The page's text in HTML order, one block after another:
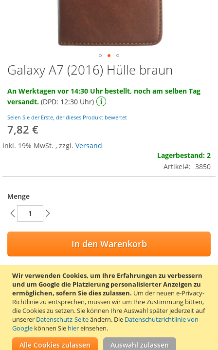
Wir verwenden Cookies, um Ihre Erfahrungen zu verbessern
und um Google die Platzierung personalisierter Anzeigen zu
ermöglichen, sofern Sie dies zulassen. Um der neuen e-Privacy-
Richtlinie zu entsprechen, müssen wir um Ihre Zustimmung bitten,
die Cookies zu setzen.Sie können Ihre Auswahl später jederzeit auf
unserer Datenschutz-Seiteändern. Die Datenschutzrichtlinie von
Google können Sie hiereinsehen.
Alle Cookies zulassen Auswahl zulassen
Zum
Anfang
der
Bildgalerie
springen
Galaxy A7 (2016) Hülle braun
An Werktagen vor 14:30 Uhr bestellt, noch am selben Tag
versandt. (DPD: 12:30 Uhr)
Seien Sie der Erste, der dieses Produkt bewertet
7,82 €
Inkl. 19% MwSt. , zzgl. Versand
Lagerbestand: 2
Artikel
3850
Menge
In den Warenkorb
ZUR WUNSCHLISTE HINZUFÜGEN
ZUR VERGLEICHSLISTE HINZUFÜGEN
Stylische Klapphülle für das Samsung Galaxy A7 (2016). Farbe:
braun.